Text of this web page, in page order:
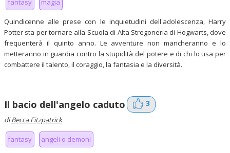
fantasy magia
Quindicenne alle prese con le inquietudini dell'adolescenza, Harry
Potter sta per tornare alla Scuola di Alta Stregoneria di Hogwarts, dove
frequenterà il quinto anno. Le avventure non mancheranno e lo
metteranno in guardia contro la stupidità del potere e di chi lo usa per
combattere il talento, il coraggio, la fantasia e la diversità.
Il bacio dell'angelo caduto 3
diBecca Fitzpatrick
fantasy angeli o demoni